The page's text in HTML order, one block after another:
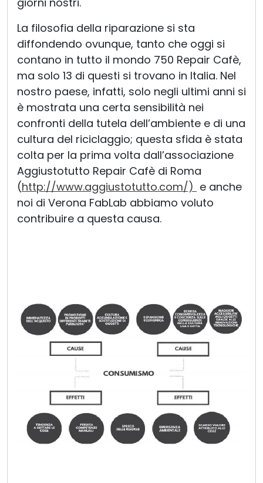
La filosofia della riparazione si sta
diffondendo ovunque, tanto che oggi si
contano in tutto il mondo 750 Repair Cafè,
ma solo 13 di questi si trovano in Italia. Nel
nostro paese, infatti, solo negli ultimi anni si
è mostrata una certa sensibilità nei
confronti della tutela dell’ambiente e di una
cultura del riciclaggio; questa sfida è stata
colta per la prima volta dall’associazione
Aggiustotutto Repair Cafè di Roma
(http://www.aggiustotutto.com/) e anche
noi di Verona FabLab abbiamo voluto
contribuire a questa causa.